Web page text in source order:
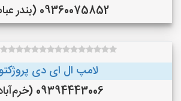
09360075852 (بندر عباس)
لامپ ال ای دی
09394443006 (خرم‌آباد )